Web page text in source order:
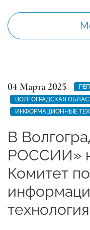
04 Марта 2025
ВОЛГОГРАДСКАЯ
ИНФОРМАЦИОННЫЕ
В
РОССИИ»
Комитет по